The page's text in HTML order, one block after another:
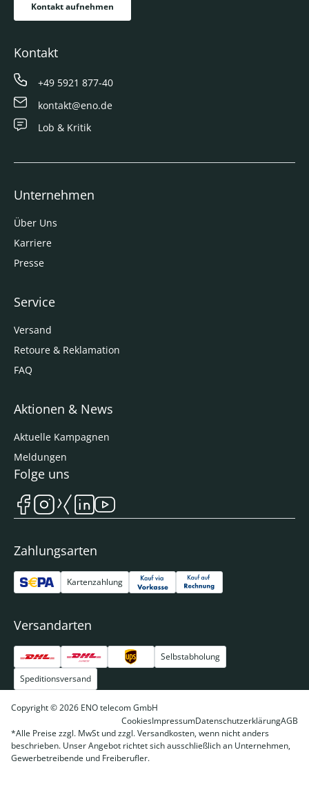
Kontakt aufnehmen
Kontakt
+49 5921 877-40
kontakt@eno.de
Lob & Kritik
Unternehmen
Über Uns
Karriere
Presse
Service
Versand
Retoure & Reklamation
FAQ
Aktionen & News
Aktuelle Kampagnen
Meldungen
Zahlungsarten
Kartenzahlung
Versandarten
Selbstabholung
Speditionsversand
Folge uns
Copyright © 2026 ENO telecom GmbH
CookiesImpressumDatenschutzerklärungAGB
*Alle Preise zzgl. MwSt und zzgl. Versandkosten, wenn nicht anders
beschrieben. Unser Angebot richtet sich ausschließlich an Unternehmen,
Gewerbetreibende und Freiberufler.